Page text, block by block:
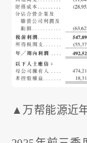
▲万帮能源近